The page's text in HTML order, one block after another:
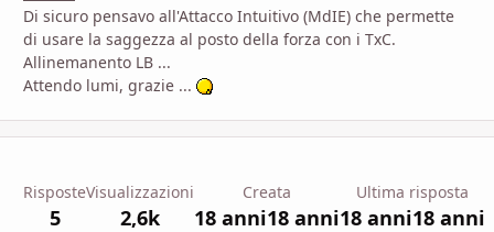
Di sicuro pensavo all'Attacco Intuitivo (MdIE) che permette
di usare la saggezza al posto della forza con i TxC.
Allinemanento LB ...
Attendo lumi, grazie ...
Risposte
5
Visualizzazioni
2,6k
Creata
18 anni18 anni
Ultima risposta
18 anni18 anni